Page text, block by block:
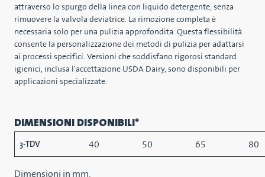
attraverso lo spurgo della linea con liquido detergente, senza
rimuovere la valvola deviatrice. La rimozione completa è
necessaria solo per una pulizia approfondita. Questa flessibilità
consente la personalizzazione dei metodi di pulizia per adattarsi
ai processi specifici. Versioni che soddisfano rigorosi standard
igienici, inclusa l'accettazione USDA Dairy, sono disponibili per
applicazioni specializzate.
DIMENSIONI DISPONIBILI*
3-TDV 40 50 65 80
Dimensioni in mm.